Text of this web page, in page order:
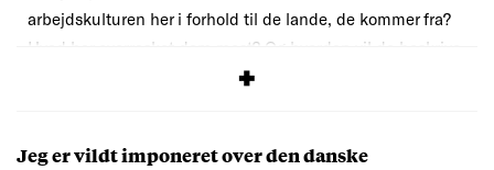
arbejdskulturen her i forhold til de lande, de kommer fra?
Hvad har overrasket dem mest? Og hvordan vil de beskrive
Jeg er vildt imponeret over den danske